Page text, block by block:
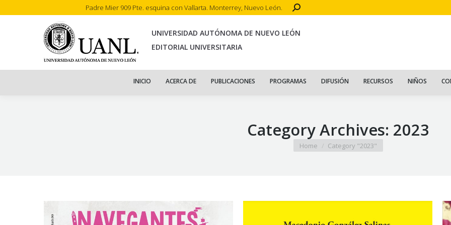
Padre Mier 909 Pte. esquina con Vallarta. Monterrey, Nuevo León. Search:
UNIVERSIDAD AUTÓNOMA DE NUEVO LEÓN
EDITORIAL UNIVERSITARIA
INICIO ACERCA DE PUBLICACIONES PROGRAMAS DIFUSIÓN RECURSOS NIÑOS
Category Archives: 2023
You are here:
Home Category "2023"
INICIO ACERCA DE PUBLICACIONES PROGRAMAS DIFUSIÓN